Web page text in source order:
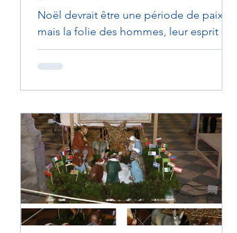
Noël devrait être une période de paix,
mais la folie des hommes, leur esprit de
conquête et de domination sur leurs
semblables et sur la...